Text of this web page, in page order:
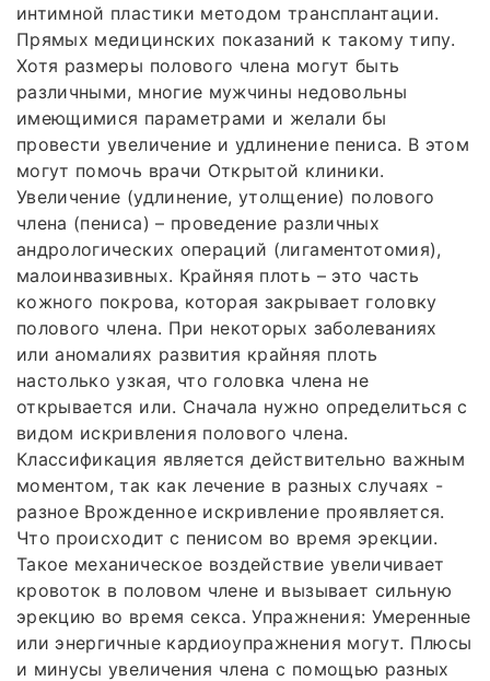
интимной пластики методом трансплантации.
Прямых медицинских показаний к такому типу.
Хотя размеры полового члена могут быть
различными, многие мужчины недовольны
имеющимися параметрами и желали бы
провести увеличение и удлинение пениса. В этом
могут помочь врачи Открытой клиники.
Увеличение (удлинение, утолщение) полового
члена (пениса) – проведение различных
андрологических операций (лигаментотомия),
малоинвазивных. Крайняя плоть – это часть
кожного покрова, которая закрывает головку
полового члена. При некоторых заболеваниях
или аномалиях развития крайняя плоть
настолько узкая, что головка члена не
открывается или. Сначала нужно определиться с
видом искривления полового члена.
Классификация является действительно важным
моментом, так как лечение в разных случаях -
разное Врожденное искривление проявляется.
Что происходит с пенисом во время эрекции.
Такое механическое воздействие увеличивает
кровоток в половом члене и вызывает сильную
эрекцию во время секса. Упражнения: Умеренные
или энергичные кардиоупражнения могут. Плюсы
и минусы увеличения члена с помощью разных